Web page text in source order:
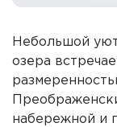
Небольшой
озера
набережной и